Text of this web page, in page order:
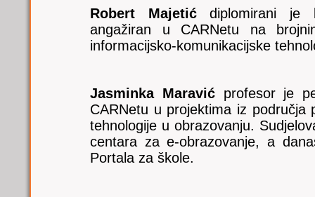
Robert Majetićdiplomirani je
angažiran u CARNetu na
informacijsko-komunikacijske
Jasminka Maravićprofesor je
CARNetu u projektima iz područja
tehnologije u obrazovanju.
centara za e-obrazovanje, a
Portala za škole.